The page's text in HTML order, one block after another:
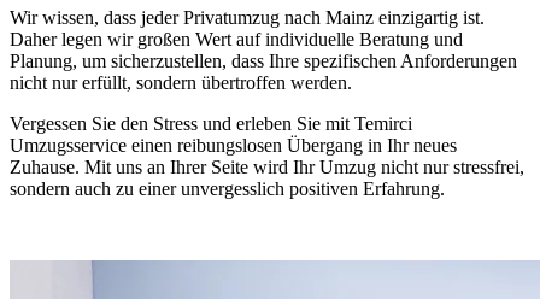
Wir wissen, dass jeder Privatumzug nach Mainz einzigartig ist.
Daher legen wir großen Wert auf individuelle Beratung und
Planung, um sicherzustellen, dass Ihre spezifischen Anforderungen
nicht nur erfüllt, sondern übertroffen werden.
Vergessen Sie den Stress und erleben Sie mit Temirci
Umzugsservice einen reibungslosen Übergang in Ihr neues
Zuhause. Mit uns an Ihrer Seite wird Ihr Umzug nicht nur stressfrei,
sondern auch zu einer unvergesslich positiven Erfahrung.